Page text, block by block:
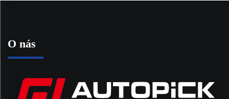
O nás